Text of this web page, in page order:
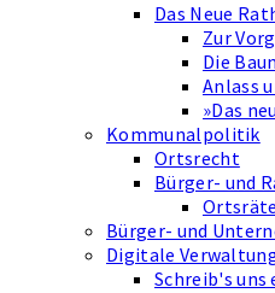
Das Neue
Zur
Die
Anlass
»Das
Kommunalpolitik
Ortsrecht
Bürger- und
Ortsräte
Bürger- und
Digitale
Schreib's uns